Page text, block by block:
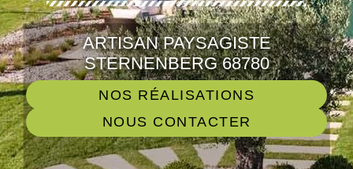
ARTISAN PAYSAGISTE
STERNENBERG 68780
NOS RÉALISATIONS
NOUS CONTACTER